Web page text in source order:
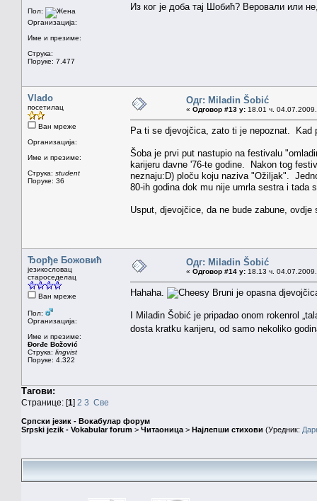
Пол:
Организација:
Име и презиме:
Струка:
Поруке: 7.477
Из ког је доба тај Шобић? Веровали или
Vlado
посетилац
Ван мреже
Организација:
Име и презиме:
Струка: student
Поруке: 36
Одг: Miladin Šobić
« Одговор #13 у: 18.01 ч.
Pa ti se djevojčica, zato ti je nepoznat. Kad
Šoba je prvi put nastupio na festivalu
karijeru davne '76-te godine. Nakon tog
neznaju:D) ploču koju naziva "Ožiljak".
80-ih godina dok mu nije umrla sestra i tada
Usput, djevojčice, da ne bude zabune,
Ђорђе Божовић
језикословац
староседелац
Ван мреже
Пол:
Организација:
Име и презиме:
Đorđe Božović
Струка: lingvist
Поруке: 4.322
Одг: Miladin Šobić
« Одговор #14 у: 18.13 ч.
Hahaha. Bruni je opasna
I Miladin Šobić je pripadao onom rokenrol
dosta kratku karijeru, od samo nekoliko
Тагови:
Странице: [1] 2 3 Све
Српски језик - Вокабулар форум
Srpski jezik - Vokabular forum > Читаоница > Најлепши стихови (Уредник: